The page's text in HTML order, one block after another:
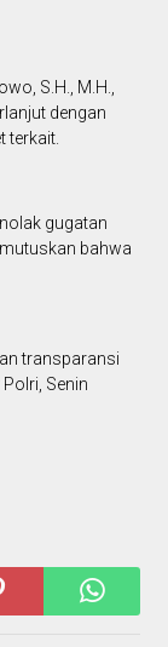
S.H., M.H.,
dengan
terkait.
gugatan
bahwa
transparansi
Senin